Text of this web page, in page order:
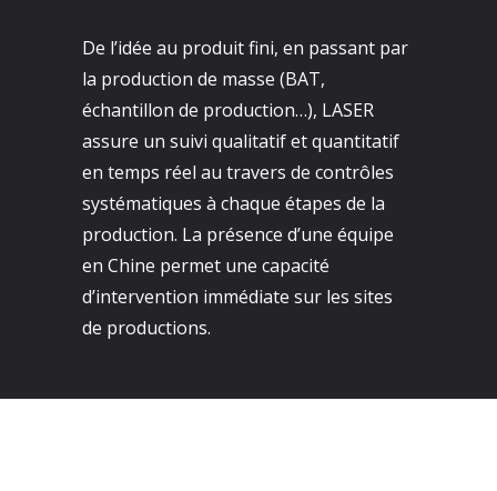
De l’idée au produit fini, en passant par
la production de masse (BAT,
échantillon de production…), LASER
assure un suivi qualitatif et quantitatif
en temps réel au travers de contrôles
systématiques à chaque étapes de la
production. La présence d’une équipe
en Chine permet une capacité
d’intervention immédiate sur les sites
de productions.